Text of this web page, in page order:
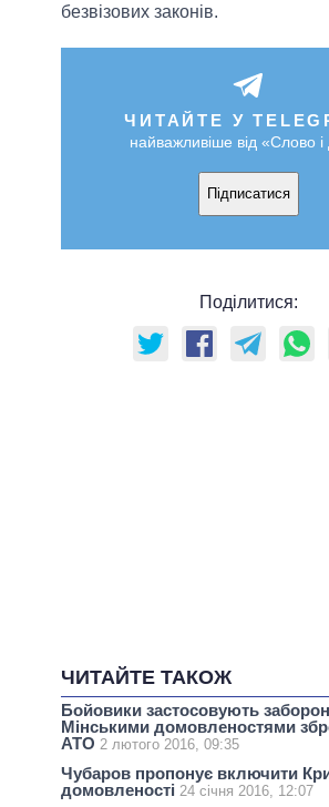
безвізових законів.
ЧИТАЙТЕ У
найважливіше від «Слово і
Підписатися
Поділитися:
ЧИТАЙТЕ ТАКОЖ
Бойовики застосовують
Мінськими домовленостями
АТО 2 лютого 2016, 09:35
Чубаров пропонує включити
домовленості 24 січня 2016, 12:07